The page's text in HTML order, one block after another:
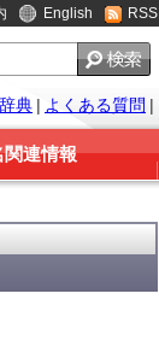
English RSS
典 | よくある質問 |
関連情報